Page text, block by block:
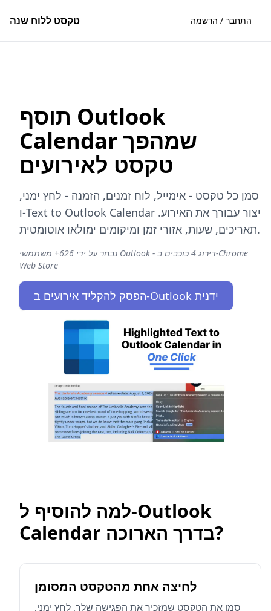
טקסט ללוח שנה התחבר / הרשמה
תוסף Outlook
Calendar שמהפך
טקסט לאירועים
סמן כל טקסט - אימייל, לוח זמנים, הזמנה - לחץ ימני,
ו-Text to Outlook Calendar יצור עבורך את האירוע.
תאריכים, שעות, אזורי זמן ומיקומים ימולאו אוטומטית.
נבחר על ידי 626+ משתמשי Outlook - דירוג 4 כוכבים ב-Chrome
Web Store
הפסק להקליד אירועים ב-Outlook ידנית
למה להוסיף ל-Outlook
Calendar בדרך הארוכה?
לחיצה אחת מהטקסט המסומן
סמן את הטקסט שמזכיר את הפגישה שלך, לחץ ימני,